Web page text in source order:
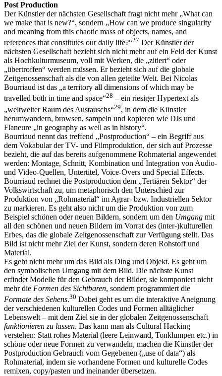
Post Production
Der Künstler der nächsten Gesellschaft fragt nicht mehr „What can
we make that is new?“, sondern „How can we produce singularity
and meaning from this chaotic mass of objects, names, and
references that constitutes our daily life?“27 Der Künstler der
nächsten Gesellschaft bezieht sich nicht mehr auf ein Feld der Kunst
als Hochkulturmuseum, voll mit Werken, die „zitiert“ oder
„übertroffen“ werden müssen. Er bezieht sich auf die globale
Zeitgenossenschaft als die von allen geteilte Welt. Bei Nicolas
Bourriaud ist das „a territory all dimensions of which may be
travelled both in time and space“28 – ein riesiger Hypertext als
„weltweiter Raum des Austauschs“29, in dem die Künstler
herumwandern, browsen, sampeln und kopieren wie DJs und
Flaneure „in geography as well as in history“.
Bourriaud nennt das treffend „Postproduction“ – ein Begriff aus
dem Vokabular der TV- und Filmproduktion, der sich auf Prozesse
bezieht, die auf das bereits aufgenommene Rohmaterial angewendet
werden: Montage, Schnitt, Kombination und Integration von Audio-
und Video-Quellen, Untertitel, Voice-Overs und Special Effects.
Bourriaud rechnet die Postproduction dem „Tertiären Sektor“ der
Volkswirtschaft zu, um metaphorisch den Unterschied zur
Produktion von „Rohmaterial“ im Agrar- bzw. Industriellen Sektor
zu markieren. Es geht also nicht um die Produktion von zum
Beispiel schönen oder neuen Bildern, sondern um den Umgang mit
all den schönen und neuen Bildern im Vorrat des (inter-)kulturellen
Erbes, das die globale Zeitgenossenschaft zur Verfügung stellt. Das
Bild ist nicht mehr Ziel der Kunst, sondern deren Rohstoff und
Material.
Es geht nicht mehr um das Bild als Ding und Objekt. Es geht um
den symbolischen Umgang mit dem Bild. Die nächste Kunst
erfindet Modelle für den Gebrauch der Bilder, sie komponiert nicht
mehr die Formen des Sichtbaren, sondern programmiert die
Formate des Sehens.30 Dabei geht es um die interaktive Aneignung
der verschiedenen kulturellen Codes und Formen alltäglicher
Lebenswelt – mit dem Ziel sie in der globalen Zeitgenossenschaft
funktionieren zu lassen. Das kann man als Cultural Hacking
verstehen: Statt rohes Material (leere Leinwand, Tonklumpen etc.) in
schöne oder neue Formen zu verwandeln, machen die Künstler der
Postproduction Gebrauch vom Gegebenen („use of data“) als
Rohmaterial, indem sie vorhandene Formen und kulturelle Codes
remixen, copy/pasten und ineinander übersetzen.